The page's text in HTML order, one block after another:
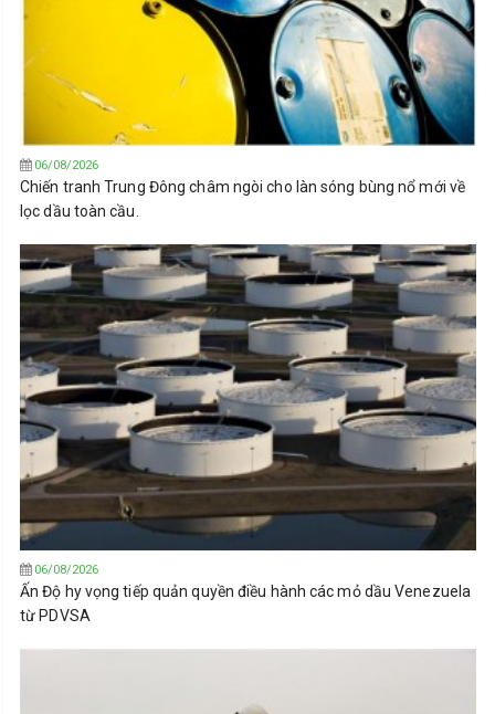
06/08/2026
Chiến tranh Trung Đông châm ngòi cho làn sóng bùng nổ mới về
lọc dầu toàn cầu.
06/08/2026
Ấn Độ hy vọng tiếp quản quyền điều hành các mỏ dầu Venezuela
từ PDVSA